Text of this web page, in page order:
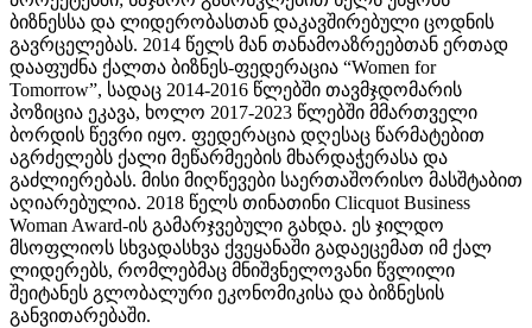
ბიზნესსა და ლიდერობასთან დაკავშირებული ცოდნის
გავრცელებას. 2014 წელს მან თანამოაზრეებთან ერთად
დააფუძნა ქალთა ბიზნეს-ფედერაცია “Women for
Tomorrow”, სადაც 2014-2016 წლებში თავმჯდომარის
პოზიცია ეკავა, ხოლო 2017-2023 წლებში მმართველი
ბორდის წევრი იყო. ფედერაცია დღესაც წარმატებით
აგრძელებს ქალი მეწარმეების მხარდაჭერასა და
გაძლიერებას. მისი მიღწევები საერთაშორისო მასშტაბით
აღიარებულია. 2018 წელს თინათინი Clicquot Business
Woman Award-ის გამარჯვებული გახდა. ეს ჯილდო
მსოფლიოს სხვადასხვა ქვეყანაში გადაეცემათ იმ ქალ
ლიდერებს, რომლებმაც მნიშვნელოვანი წვლილი
შეიტანეს გლობალური ეკონომიკისა და ბიზნესის
განვითარებაში.